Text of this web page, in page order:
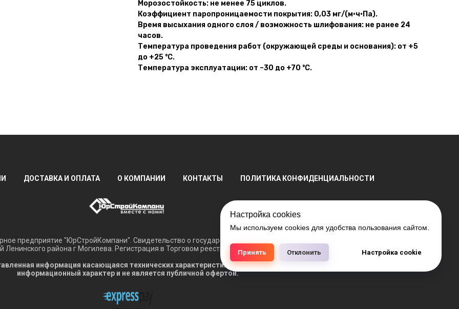
Настройка cookies
Мы используем cookies для удобства пользования сайтом.
Принять Отклонить Настройка cookie
Морозостойкость: не менее 75 циклов.
Коэффициент паропроницаемости покрытия: 0,03 мг/(м·ч·Па).
Время высыхания одного слоя / возможность шлифования: не ранее 24
часов.
Температура проведения работ (окружающей среды и основания): от +5
до +25 °С.
Температура эксплуатации: от –30 до +70 °С.
ДОСТАВКА И ОПЛАТА О КОМПАНИИ КОНТАКТЫ ПОЛИТИКА КОНФИДЕНЦИАЛЬНОСТИ
предприятие "ЮрСтройКомпани". Свидетельство о государственной регистрации № 791041099, выдано 28.04.2016
района г Могилева. Регистрация в Торговом реестре РБ 15.03.2018 №408421.
информация касающаяся технических характеристик, наличия на складе, а также цен на товары носит
информационный характер и не является публичной офертой.